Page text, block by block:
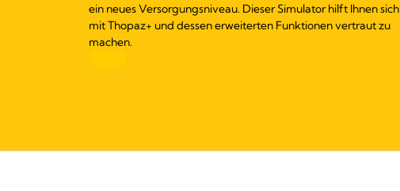
ein neues Versorgungsniveau. Dieser Simulator hilft Ihnen sich
mit Thopaz+ und dessen erweiterten Funktionen vertraut zu
machen.